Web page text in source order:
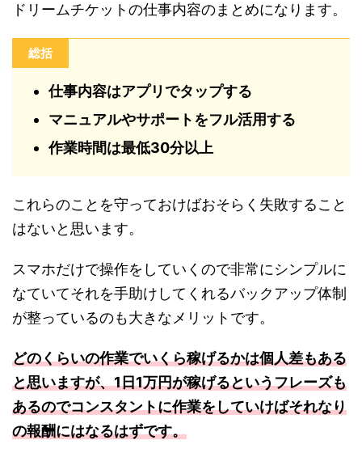
ドリームチケットの仕事内容のまとめになります。
総括
仕事内容はアプリでタップする
マニュアルやサポートをフル活用する
作業時間は最低30分以上
これらのことを守っておけばおそらく失敗すること
はないと思います。
スマホだけで操作をしていくので非常にシンプルに
なていてそれを手助けしてくれるバックアップ体制
が整っているのも大きなメリットです。
どのくらいの作業でいくら稼げるかは個人差もある
と思いますが、1日1万円が稼げるというフレーズも
あるのでコンスタントに作業をしていけばそれなり
の報酬にはなるはずです。